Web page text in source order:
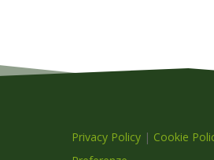
Privacy Policy | Cookie